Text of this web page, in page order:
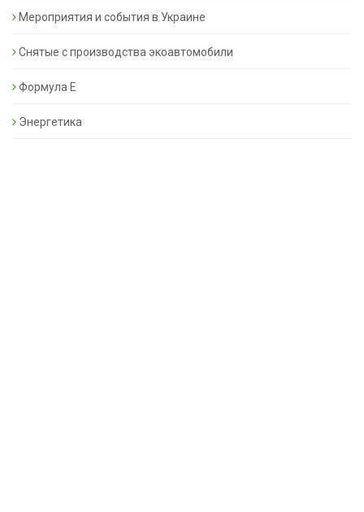
Мероприятия и события в Украине
Снятые с производства экоавтомобили
Формула Е
Энергетика